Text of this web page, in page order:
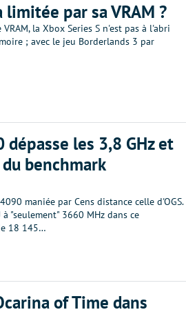
limitée par sa VRAM ?
la Xbox Series S n'est pas à l'abri
; avec le jeu Borderlands 3 par
dépasse les 3,8 GHz et
benchmark
maniée par Cens distance celle d'OGS.
"seulement" 3660 MHz dans ce
18 145…
of Time dans